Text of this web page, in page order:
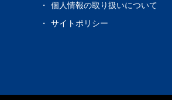
個人情報の取り扱いについて
サイトポリシー